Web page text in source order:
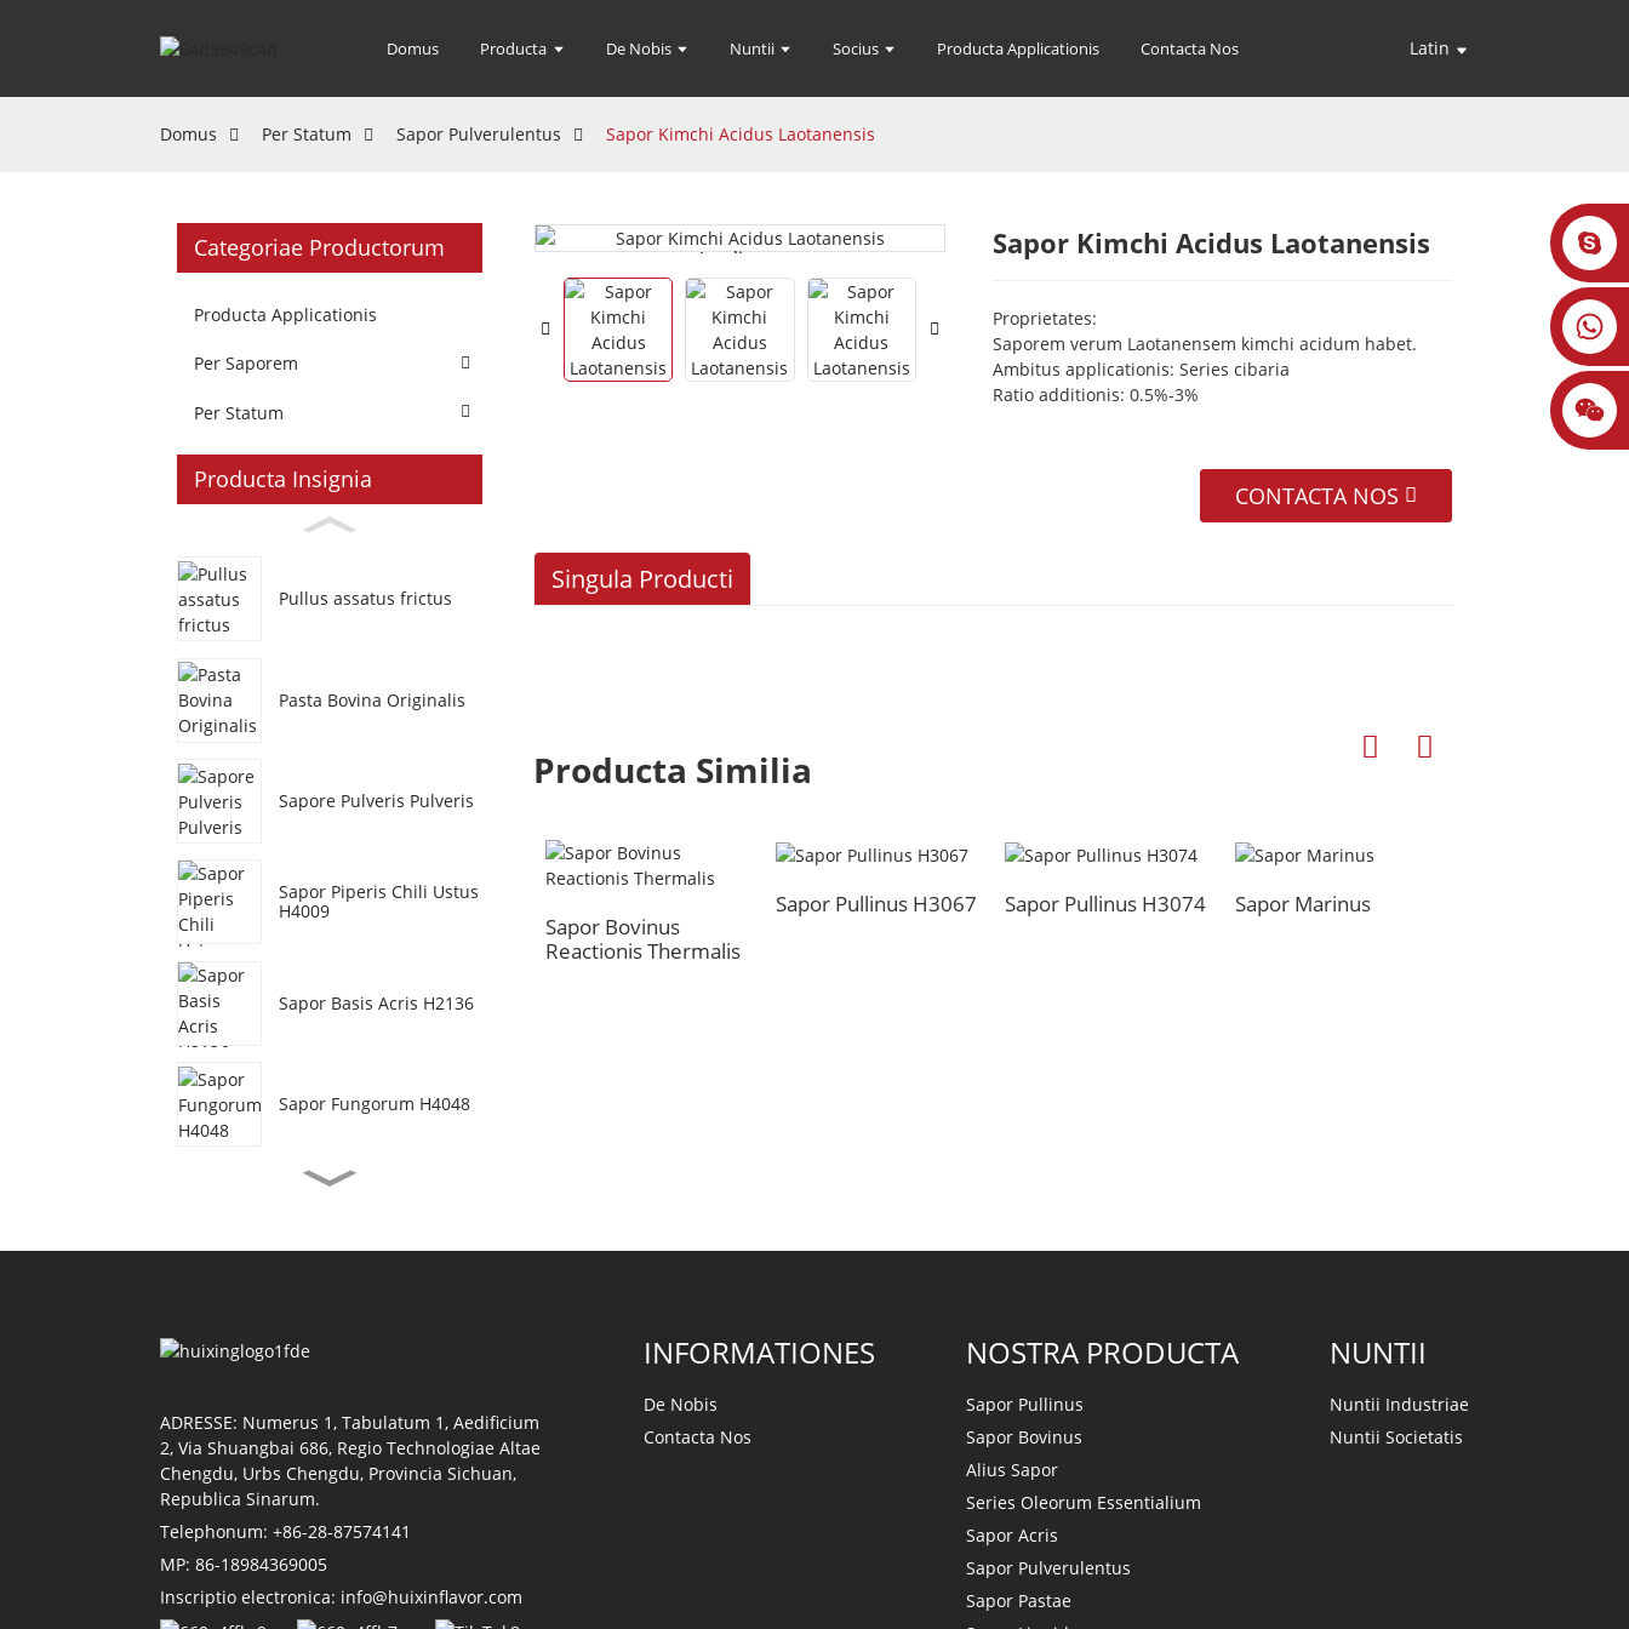
Domus Producta De Nobis Nuntii Socius Producta Applicationis Contacta Nos Latin
Domus Per Statum Sapor Pulverulentus Sapor Kimchi Acidus Laotanensis
Categoriae Productorum
Producta Applicationis
Per Saporem
Per Statum
Producta Insignia
Pullus assatus frictus
Pasta Bovina Originalis
Sapore Pulveris Pulveris
Sapor Piperis Chili Ustus
H4009
Sapor Basis Acris H2136
Sapor Fungorum H4048
H4118
Sapor Lycopersici H4011
Loading...
Loading... Loading...
Loading... Loading...
Loading...
Sapor Kimchi Acidus Laotanensis
Proprietates:
Saporem verum Laotanensem kimchi acidum habet.
Ambitus applicationis: Series cibaria
Ratio additionis: 0.5%-3%
CONTACTA NOS
Singula Producti
Producta Similia
Sapor Bovinus
Reactionis Thermalis
Sapor Pullinus H3067 Sapor Pullinus H3074
Sapor Marinus
ADRESSE: Numerus 1, Tabulatum 1, Aedificium
2, Via Shuangbai 686, Regio Technologiae Altae
Chengdu, Urbs Chengdu, Provincia Sichuan,
Republica Sinarum.
Telephonum: +86-28-87574141
MP: 86-18984369005
Inscriptio electronica: info@huixinflavor.com
INFORMATIONES
De Nobis
Contacta Nos
NOSTRA PRODUCTA
Sapor Pullinus
Sapor Bovinus
Alius Sapor
Series Oleorum Essentialium
Sapor Acris
Sapor Pulverulentus
Sapor Pastae
NUNTII
Nuntii Industriae
Nuntii Societatis